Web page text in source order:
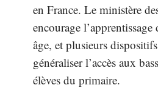
en France. Le ministère
encourage
âge, et plusieurs
généraliser l’accès aux
élèves du primaire.